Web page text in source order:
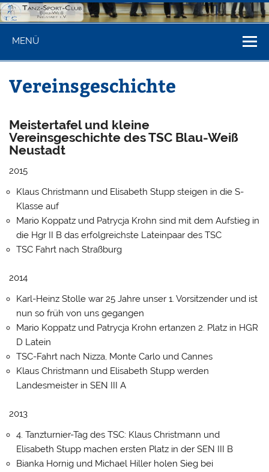
Zum
Inhalt
springen
Blau-Weiß
Neustadt/
MENÜ
Vereinsgeschichte
Meistertafel und kleine
Vereinsgeschichte des TSC Blau-Weiß
Neustadt
2015
Klaus Christmann und Elisabeth Stupp steigen in die S-
Klasse auf
Mario Koppatz und Patrycja Krohn sind mit dem Aufstieg in
die Hgr II B das erfolgreichste Lateinpaar des TSC
TSC Fahrt nach Straßburg
2014
Karl-Heinz Stolle war 25 Jahre unser 1. Vorsitzender und ist
nun so früh von uns gegangen
Mario Koppatz und Patrycja Krohn ertanzen 2. Platz in HGR
D Latein
TSC-Fahrt nach Nizza, Monte Carlo und Cannes
Klaus Christmann und Elisabeth Stupp werden
Landesmeister in SEN III A
2013
4. Tanzturnier-Tag des TSC: Klaus Christmann und
Elisabeth Stupp machen ersten Platz in der SEN III B
Bianka Hornig und Michael Hiller holen Sieg bei